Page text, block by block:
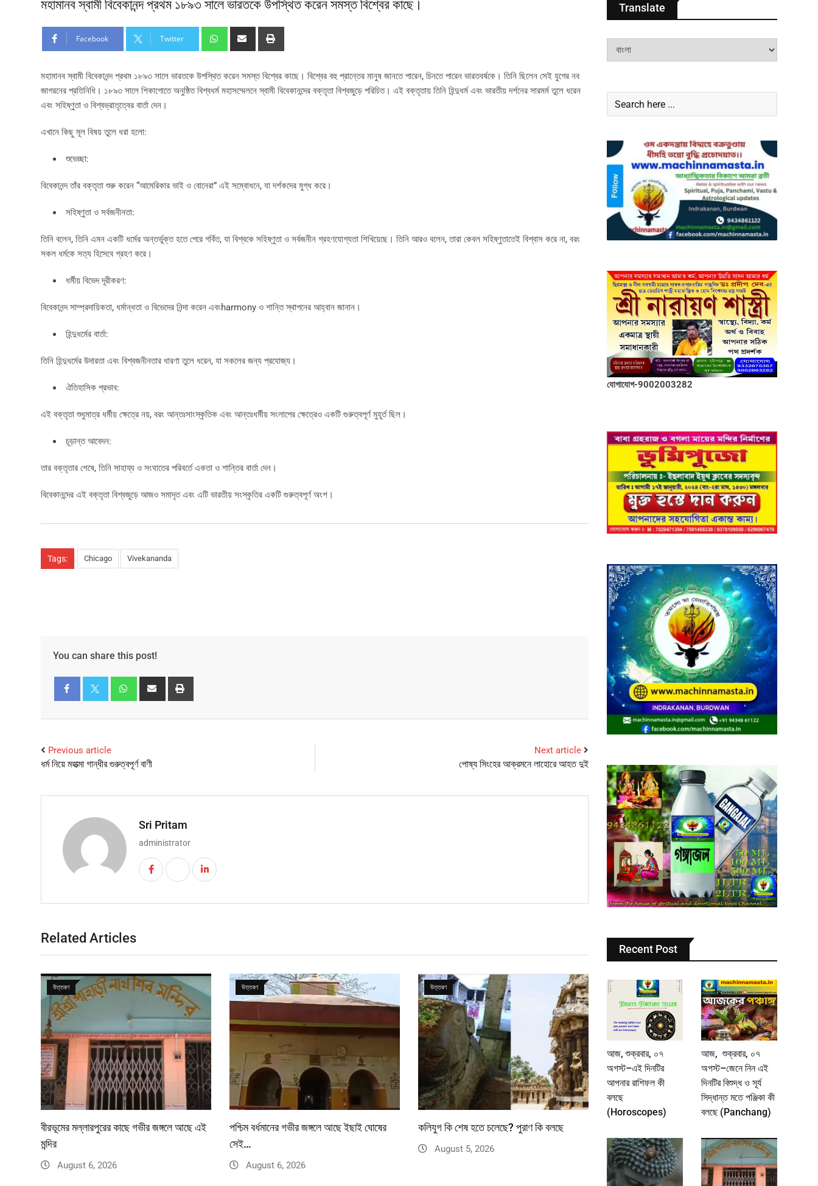
মহামানব স্বামী বিবেকানন্দ প্রথম ১৮৯৩ সালে ভারতকে উপস্থিত করেন সমস্ত বিশ্বের কাছে।
Facebook Twitter
মহামানব স্বামী বিবেকানন্দ প্রথম ১৮৯৩ সালে ভারতকে উপস্থিত করেন সমস্ত বিশ্বের কাছে। বিশ্বের বহু প্রান্তের মানুষ জানতে পারেন, চিনতে পারেন ভারতবর্ষকে। তিনি ছিলেন সেই যুগের নব
জাগরনের প্রতিনিধি। ১৮৯৩ সালে শিকাগোতে অনুষ্ঠিত বিশ্বধর্ম মহাসম্মেলনে স্বামী বিবেকানন্দের বক্তৃতা বিশ্বজুড়ে পরিচিত। এই বক্তৃতায় তিনি হিন্দুধর্ম এবং ভারতীয় দর্শনের সারমর্ম তুলে ধরেন
এবং সহিষ্ণুতা ও বিশ্বভ্রাতৃত্বের বার্তা দেন।
এখানে কিছু মূল বিষয় তুলে ধরা হলো:
শুভেচ্ছা:
বিবেকানন্দ তাঁর বক্তৃতা শুরু করেন “আমেরিকার ভাই ও বোনেরা” এই সম্বোধনে, যা দর্শকদের মুগ্ধ করে।
সহিষ্ণুতা ও সর্বজনীনতা:
তিনি বলেন, তিনি এমন একটি ধর্মের অন্তর্ভুক্ত হতে পেরে গর্বিত, যা বিশ্বকে সহিষ্ণুতা ও সর্বজনীন গ্রহণযোগ্যতা শিখিয়েছে। তিনি আরও বলেন, তারা কেবল সহিষ্ণুতাতেই বিশ্বাস করে না, বরং
সকল ধর্মকে সত্য হিসেবে গ্রহণ করে।
ধর্মীয় বিভেদ দূরীকরণ:
বিবেকানন্দ সাম্প্রদায়িকতা, ধর্মান্ধতা ও বিভেদের নিন্দা করেন এবংharmony ও শান্তি স্থাপনের আহ্বান জানান।
হিন্দুধর্মের বার্তা:
তিনি হিন্দুধর্মের উদারতা এবং বিশ্বজনীনতার ধারণা তুলে ধরেন, যা সকলের জন্য প্রযোজ্য।
ঐতিহাসিক প্রভাব:
এই বক্তৃতা শুধুমাত্র ধর্মীয় ক্ষেত্রে নয়, বরং আন্তঃসাংস্কৃতিক এবং আন্তঃধর্মীয় সংলাপের ক্ষেত্রেও একটি গুরুত্বপূর্ণ মুহূর্ত ছিল।
চূড়ান্ত আবেদন:
তার বক্তৃতার শেষে, তিনি সাহায্য ও সংঘাতের পরিবর্তে একতা ও শান্তির বার্তা দেন।
বিবেকানন্দের এই বক্তৃতা বিশ্বজুড়ে আজও সমাদৃত এবং এটি ভারতীয় সংস্কৃতির একটি গুরুত্বপূর্ণ অংশ।
Tags: Chicago Vivekananda
You can share this post!
Previous article
ধর্ম নিয়ে মহাত্মা গান্ধীর গুরুত্বপূর্ণ বাণী
Next article
পোষ্য সিংহের আক্রমনে লাহোরে আহত দুই
Sri Pritam
administrator
Related Articles
উত্তরণ
বীরভূমের মল্লারপুরের কাছে গভীর জঙ্গলে আছে এই
মন্দির
August 6, 2026
উত্তরণ
পশ্চিম বর্ধমানের গভীর জঙ্গলে আছে ইছাই ঘোষের
সেই…
August 6, 2026
উত্তরণ
কলিযুগ কি শেষ হতে চলেছে? পুরাণ কি বলছে
August 5, 2026
Translate
যোগাযোগ-9002003282
Recent Post
আজ, শুক্রবার, ০৭
অগস্ট–এই দিনটির
আপনার রাশিফল কী
বলছে
(Horoscopes)
আজ, শুক্রবার, ০৭
অগস্ট–জেনে নিন এই
দিনটির বিশুদ্ধ ও সূর্য
সিদ্ধান্ত মতে পঞ্জিকা কী
বলছে (Panchang)